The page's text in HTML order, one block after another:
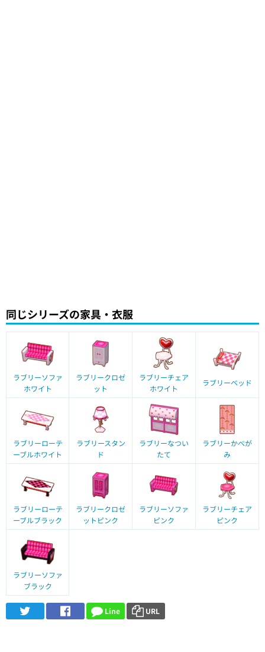
同じシリーズの家具・衣服
ラブリーソファ
ホワイト
ラブリークロゼ
ット
ラブリーチェア
ホワイト
ラブリーベッド
ラブリーローテ
ーブルホワイト
ラブリースタン
ド
ラブリーなつい
たて
ラブリーかべが
み
ラブリーローテ
ーブルブラック
ラブリークロゼ
ットピンク
ラブリーソファ
ピンク
ラブリーチェア
ピンク
ラブリーソファ
ブラック
Line URL